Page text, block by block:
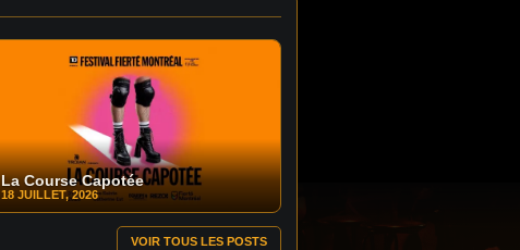
La Course Capotée
18 JUILLET, 2026
VOIR TOUS LES POSTS